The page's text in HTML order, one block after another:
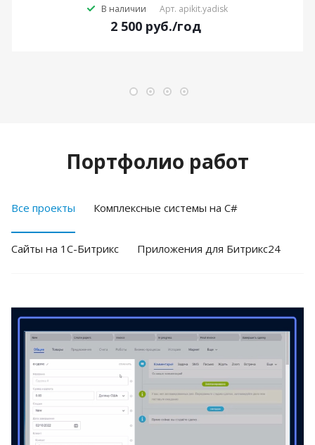
В наличии Арт. apikit.yadisk
2 500 руб./год
Портфолио работ
Все проекты Комплексные системы на C#
Cайты на 1С-Битрикс Приложения для Битрикс24
Смотреть проект